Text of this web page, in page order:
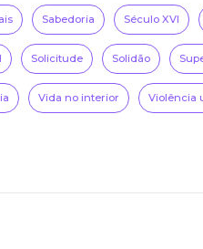
Sabedoria Século XVI
Solicitude Solidão
Vida no interior Violência